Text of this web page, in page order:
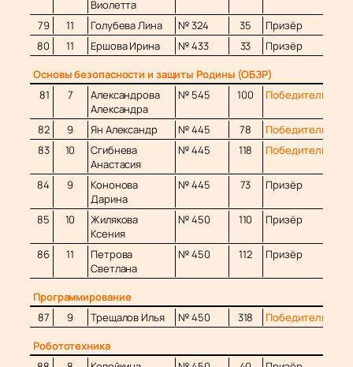
Виолетта
79 11 Голубева Лина № 324 35
Призёр
80
11 Ершова Ирина № 433 33
Призёр
Основы безопасности и защиты Родины (ОБЗР)
81
7
Александрова
Александра
№ 545 100 Победитель
82 9 Ян Александр № 445 78
Победитель
83
10
Сгибнева
Анастасия
№ 445 118 Победитель
84 9
Кононова
Дарина
№ 445 73 Призёр
85 10
Жилякова
Ксения
№ 450 110 Призёр
86 11
Петрова
Светлана
№ 450 112 Призёр
Программирование
87
9 Трещалов Илья № 450 318
Победитель
Робототехника